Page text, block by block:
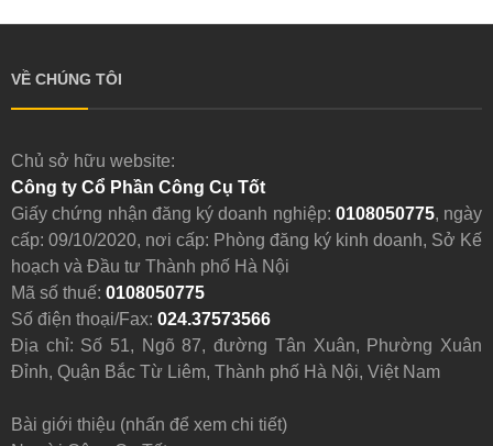
VỀ CHÚNG TÔI
Chủ sở hữu website:
Công ty Cổ Phần Công Cụ Tốt
Giấy chứng nhận đăng ký doanh nghiệp: 0108050775, ngày
cấp: 09/10/2020, nơi cấp: Phòng đăng ký kinh doanh, Sở Kế
hoạch và Đầu tư Thành phố Hà Nội
Mã số thuế: 0108050775
Số điện thoại/Fax: 024.37573566
Địa chỉ: Số 51, Ngõ 87, đường Tân Xuân, Phường Xuân
Đỉnh, Quận Bắc Từ Liêm, Thành phố Hà Nội, Việt Nam
Bài giới thiệu (nhấn để xem chi tiết)